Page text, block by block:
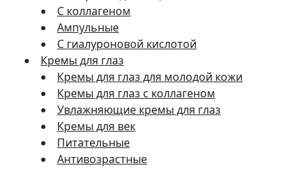
С коллагеном
Ампульные
С гиалуроновой кислотой
Кремы для глаз
Кремы для глаз для молодой кожи
Кремы для глаз с коллагеном
Увлажняющие кремы для глаз
Кремы для век
Питательные
Антивозрастные